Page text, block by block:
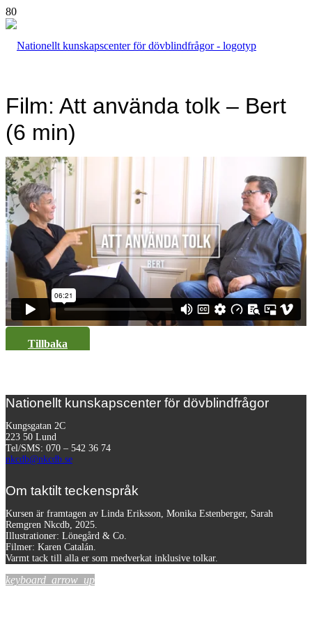
Film: Att använda tolk – Bert
(6 min)
Tillbaka
Nationellt kunskapscenter för dövblindfrågor
Kungsgatan 2C
223 50 Lund
Tel/SMS: 070 – 542 36 74
nkcdb@nkcdb.se
Om taktilt teckenspråk
Kursen är framtagen av Linda Eriksson, Monika Estenberger, Sarah
Remgren Nkcdb, 2025.
Illustrationer: Lönegård & Co.
Filmer: Karen Catalán.
Varmt tack till alla er som medverkat inklusive tolkar.
keyboard_arrow_up